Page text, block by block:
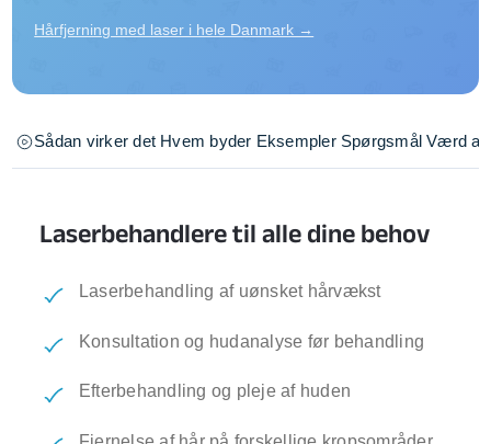
Hårfjerning med laser i hele Danmark →
Sådan virker det Hvem byder Eksempler Spørgsmål Værd at
Laserbehandlere til alle dine behov
Laserbehandling af uønsket hårvækst
Konsultation og hudanalyse før behandling
Efterbehandling og pleje af huden